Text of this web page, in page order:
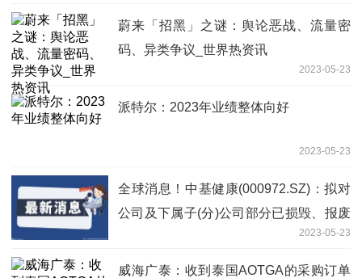
蔚来「招黑」之谜：舆论恶战、流量密
码、异类争议_世界热资讯
2023-05-23
派特尔：2023年业绩整体向好
2023-05-23
全球消息！中基健康(000972.SZ)：拟对
公司及下属子(分)公司部分已损毁、报废
2023-05-23
威海广泰：收到泰国AOTGA的采购订单